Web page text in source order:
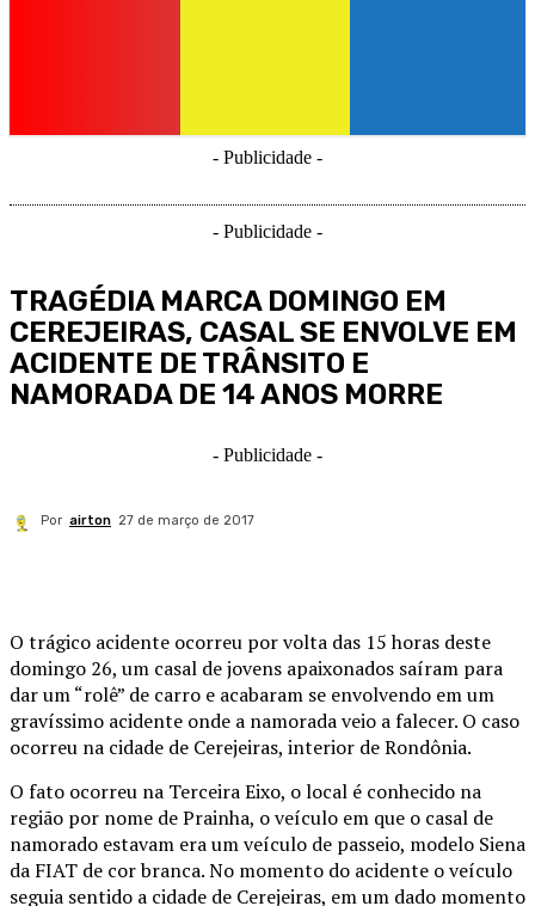
- Publicidade -
- Publicidade -
TRAGÉDIA MARCA DOMINGO EM
CEREJEIRAS, CASAL SE ENVOLVE EM
ACIDENTE DE TRÂNSITO E
NAMORADA DE 14 ANOS MORRE
- Publicidade -
Por airton 27 de março de 2017
O trágico acidente ocorreu por volta das 15 horas deste
domingo 26, um casal de jovens apaixonados saíram para
dar um “rolê” de carro e acabaram se envolvendo em um
gravíssimo acidente onde a namorada veio a falecer. O caso
ocorreu na cidade de Cerejeiras, interior de Rondônia.
O fato ocorreu na Terceira Eixo, o local é conhecido na
região por nome de Prainha, o veículo em que o casal de
namorado estavam era um veículo de passeio, modelo Siena
da FIAT de cor branca. No momento do acidente o veículo
seguia sentido a cidade de Cerejeiras, em um dado momento